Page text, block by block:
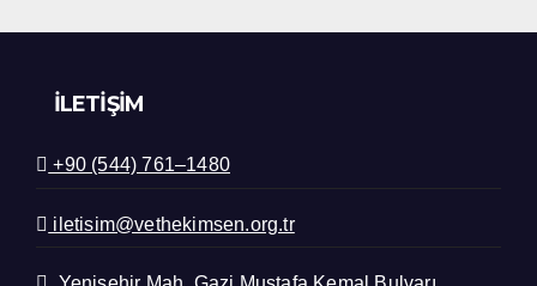
İLETIŞIM
+90 (544) 761–1480
iletisim@vethekimsen.org.tr